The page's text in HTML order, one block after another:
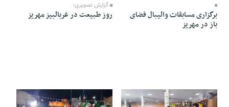
برگزاری مسابقات والیبال فضای
باز در مهریز
گزارش تصویری؛
روز طبیعت در غربالبیز مهریز